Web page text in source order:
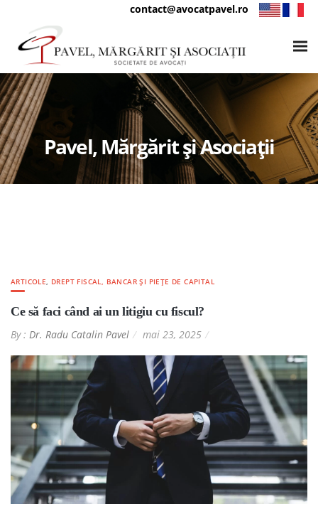
contact@avocatpavel.ro
Pavel, Mărgărit și Asociații
ARTICOLE, DREPT FISCAL, BANCAR ȘI PIEȚE DE CAPITAL
Ce să faci când ai un litigiu cu fiscul?
By : Dr. Radu Catalin Pavel mai 23, 2025